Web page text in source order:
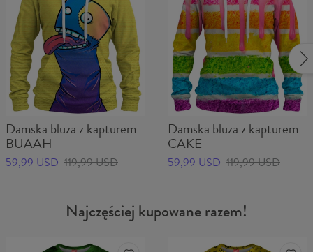
Damska bluza z kapturem
BUAAH
59,99 USD 119,99 USD
Damska bluza z kapturem
CAKE
59,99 USD 119,99 USD
Najczęściej kupowane razem!